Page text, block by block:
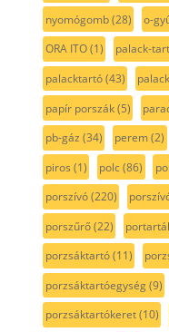
nyomógomb(28) o-
ORA ITO(1) palack-
palacktartó(43)
papír porszák(5)
pb-gáz (34) perem(2)
piros (1) polc(86)
porszívó(220)
porszűrő(22)
porzsáktartó(11)
porzsáktartóegység(9)
porzsáktartókeret(10)